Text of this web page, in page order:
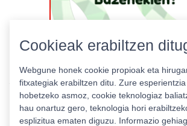
Cookieak erabiltzen
Webgune honek cookie propioak eta
fitxategiak erabiltzen ditu. Zure
hobetzeko asmoz, cookie teknologiaz
hau onartuz gero, teknologia hori
esplizitua ematen diguzu. Informazio